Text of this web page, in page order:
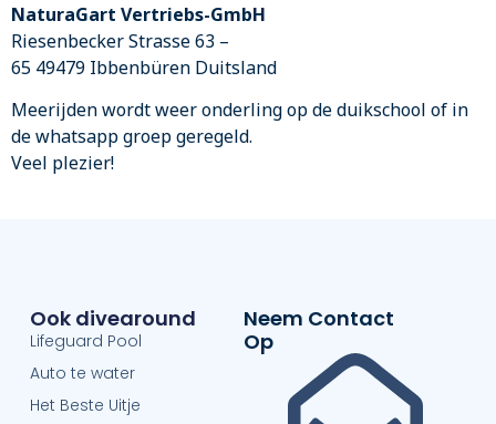
NaturaGart Vertriebs-GmbH
Riesenbecker Strasse 63 –
65 49479 Ibbenbüren Duitsland
Meerijden wordt weer onderling op de duikschool of in
de whatsapp groep geregeld.
Veel plezier!
Ook divearound
Lifeguard Pool
Auto te water
Het Beste Uitje
Neem Contact
Op